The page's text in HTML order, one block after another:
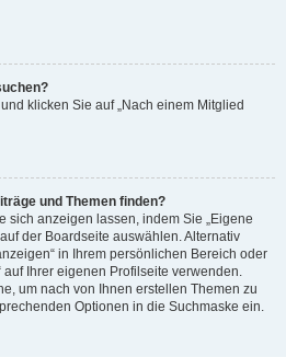
klicken Sie auf „Nach einem Mitglied
und Themen finden?
sich anzeigen lassen, indem Sie „Eigene
der Boardseite auswählen. Alternativ
in Ihrem persönlichen Bereich oder
auf Ihrer eigenen Profilseite verwenden.
um nach von Ihnen erstellen Themen zu
Optionen in die Suchmaske ein.